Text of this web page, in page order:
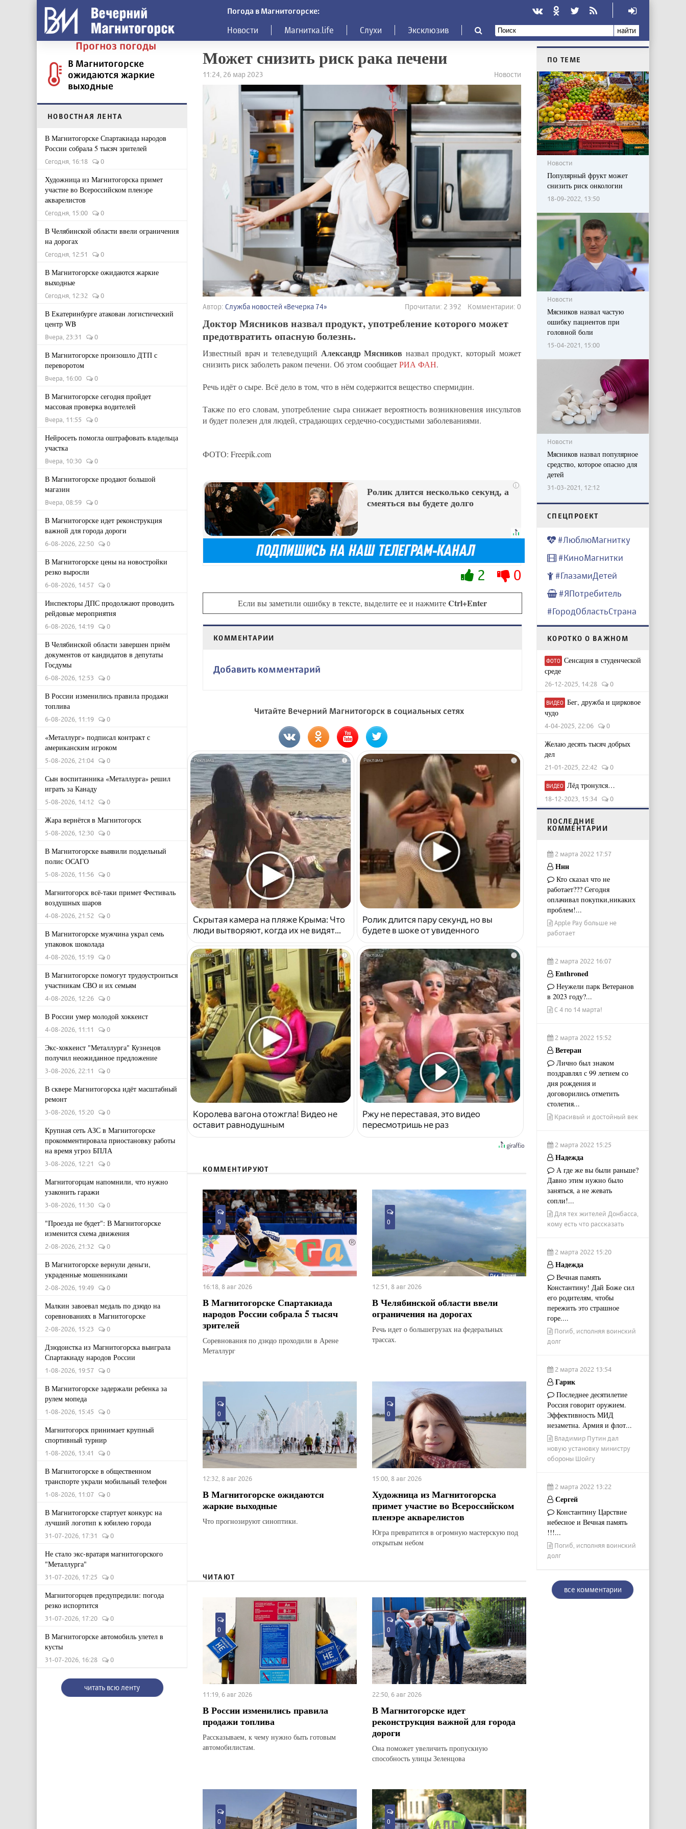
Погода в Магнитогорске:
Новости Магнитка.life Слухи Эксклюзив найти
Прогноз погоды
В Магнитогорске
ожидаются жаркие
выходные
НОВОСТНАЯ ЛЕНТА
В Магнитогорске Спартакиада народов
России собрала 5 тысяч зрителей
Сегодня, 16:18 0
Художница из Магнитогорска примет
участие во Всероссийском пленэре
акварелистов
Сегодня, 15:00 0
В Челябинской области ввели ограничения
на дорогах
Сегодня, 12:51 0
В Магнитогорске ожидаются жаркие
выходные
Сегодня, 12:32 0
В Екатеринбурге атакован логистический
центр WB
Вчера, 23:31 0
В Магнитогорске произошло ДТП с
переворотом
Вчера, 16:00 0
В Магнитогорске сегодня пройдет
массовая проверка водителей
Вчера, 11:55 0
Нейросеть помогла оштрафовать владельца
участка
Вчера, 10:30 0
В Магнитогорске продают большой
магазин
Вчера, 08:59 0
В Магнитогорске идет реконструкция
важной для города дороги
6-08-2026, 22:50 0
В Магнитогорске цены на новостройки
резко выросли
6-08-2026, 14:57 0
Инспекторы ДПС продолжают проводить
рейдовые мероприятия
6-08-2026, 14:19 0
В Челябинской области завершен приём
документов от кандидатов в депутаты
Госдумы
6-08-2026, 12:53 0
В России изменились правила продажи
топлива
6-08-2026, 11:19 0
«Металлург» подписал контракт с
американским игроком
5-08-2026, 21:04 0
Сын воспитанника «Металлурга» решил
играть за Канаду
5-08-2026, 14:12 0
Жара вернётся в Магнитогорск
5-08-2026, 12:30 0
В Магнитогорске выявили поддельный
полис ОСАГО
5-08-2026, 11:56 0
Магнитогорск всё-таки примет Фестиваль
воздушных шаров
4-08-2026, 21:52 0
В Магнитогорске мужчина украл семь
упаковок шоколада
4-08-2026, 15:19 0
В Магнитогорске помогут трудоустроиться
участникам СВО и их семьям
4-08-2026, 12:26 0
В России умер молодой хоккеист
4-08-2026, 11:11 0
Экс-хоккеист "Металлурга" Кузнецов
получил неожиданное предложение
3-08-2026, 22:11 0
В сквере Магнитогорска идёт масштабный
ремонт
3-08-2026, 15:20 0
Крупная сеть АЗС в Магнитогорске
прокомментировала приостановку работы
на время угроз БПЛА
3-08-2026, 12:21 0
Магнитогорцам напомнили, что нужно
узаконить гаражи
3-08-2026, 11:30 0
"Проезда не будет": В Магнитогорске
изменится схема движения
2-08-2026, 21:32 0
В Магнитогорске вернули деньги,
украденные мошенниками
2-08-2026, 19:49 0
Малкин завоевал медаль по дзюдо на
соревнованиях в Магнитогорске
2-08-2026, 15:23 0
Дзюдоистка из Магнитогорска выиграла
Спартакиаду народов России
1-08-2026, 19:57 0
В Магнитогорске задержали ребенка за
рулем мопеда
1-08-2026, 15:45 0
Магнитогорск принимает крупный
спортивный турнир
1-08-2026, 13:41 0
В Магнитогорске в общественном
транспорте украли мобильный телефон
1-08-2026, 11:07 0
В Магнитогорске стартует конкурс на
лучший логотип к юбилею города
31-07-2026, 17:31 0
Не стало экс-вратаря магнитогорского
"Металлурга"
31-07-2026, 17:25 0
Магнитогорцев предупредили: погода
резко испортится
31-07-2026, 17:20 0
В Магнитогорске автомобиль улетел в
кусты
31-07-2026, 16:28 0
читать всю ленту
Может снизить риск рака печени
11:24, 26 мар 2023 Новости
Автор: Служба новостей «Вечерка 74» Прочитали: 2 392 Комментарии: 0
Доктор Мясников назвал продукт, употребление которого может
предотвратить опасную болезнь.
Известный врач и телеведущий Александр Мясников назвал продукт, который может
снизить риск заболеть раком печени. Об этом сообщаетРИА ФАН.
Речь идёт о сыре. Всё дело в том, что в нём содержится вещество спермидин.
Также по его словам, употребление сыра снижает вероятность возникновения инсультов
и будет полезен для людей, страдающих сердечно-сосудистыми заболеваниями.
ФОТО: Freepik.com
i
Ролик длится несколько секунд, а
смеяться вы будете долго
2 0
Если вы заметили ошибку в тексте, выделите ее и нажмитеCtrl+Enter
КОММЕНТАРИИ
Добавить комментарий
Читайте Вечерний Магнитогорск в социальных сетях
i
Скрытая камера на пляже Крыма: Что
люди вытворяют, когда их не видят...
i
Ролик длится пару секунд, но вы
будете в шоке от увиденного
i
Королева вагона отожгла! Видео не
оставит равнодушным
i
Ржу не переставая, это видео
пересмотришь не раз
КОММЕНТИРУЮТ
0
16:18, 8 авг 2026
В Магнитогорске Спартакиада
народов России собрала 5 тысяч
зрителей
Соревнования по дзюдо проходили в Арене
Металлург
0
12:51, 8 авг 2026
В Челябинской области ввели
ограничения на дорогах
Речь идет о большегрузах на федеральных
трассах.
0
12:32, 8 авг 2026
В Магнитогорске ожидаются
жаркие выходные
Что прогнозируют синоптики.
0
15:00, 8 авг 2026
Художница из Магнитогорска
примет участие во Всероссийском
пленэре акварелистов
Югра превратится в огромную мастерскую под
открытым небом
ЧИТАЮТ
0
11:19, 6 авг 2026
В России изменились правила
продажи топлива
Рассказываем, к чему нужно быть готовым
автомобилистам.
0
22:50, 6 авг 2026
В Магнитогорске идет
реконструкция важной для города
дороги
Она поможет увеличить пропускную
способность улицы Зеленцова
0 0
ПО ТЕМЕ
Новости
Популярный фрукт может
снизить риск онкологии
18-09-2022, 13:50
Новости
Мясников назвал частую
ошибку пациентов при
головной боли
15-04-2021, 15:00
Новости
Мясников назвал популярное
средство, которое опасно для
детей
31-03-2021, 12:12
CПЕЦПРОЕКТ
#ЛюблюМагнитку
#КиноМагнитки
#ГлазамиДетей
#ЯПотребитель
#ГородОбластьСтрана
КОРОТКО О ВАЖНОМ
ФОТО Сенсация в студенческой
среде
26-12-2025, 14:28 0
ВИДЕО Бег, дружба и цирковое
чудо
4-04-2025, 22:06 0
Желаю десять тысяч добрых
дел
21-01-2025, 22:42 0
ВИДЕО Лёд тронулся…
18-12-2023, 15:34 0
ПОСЛЕДНИЕ
КОММЕНТАРИИ
2 марта 2022 17:57
Ннн
Кто сказал что не
работает??? Сегодня
оплачивал покупки,никаких
проблем!...
Apple Pay больше не
работает
2 марта 2022 16:07
Enthroned
Неужели парк Ветеранов
в 2023 году?...
С 4 по 14 марта!
2 марта 2022 15:52
Ветеран
Лично был знаком
поздравлял с 99 летием со
дня рождения и
договорились отметить
столетия...
Красивый и достойный век
2 марта 2022 15:25
Надежда
А где же вы были раньше?
Давно этим нужно было
заняться, а не жевать
сопли!...
Для тех жителей Донбасса,
кому есть что рассказать
2 марта 2022 15:20
Надежда
Вечная память
Константину! Дай Боже сил
его родителям, чтобы
пережить это страшное
горе....
Погиб, исполняя воинский
долг
2 марта 2022 13:54
Гарик
Последнее десятилетие
Россия говорит оружием.
Эффективность МИД
незаметна. Армия и флот...
Владимир Путин дал
новую установку министру
обороны Шойгу
2 марта 2022 13:22
Сергей
Константину Царствие
небесное и Вечная память
!!!...
Погиб, исполняя воинский
долг
все комментарии